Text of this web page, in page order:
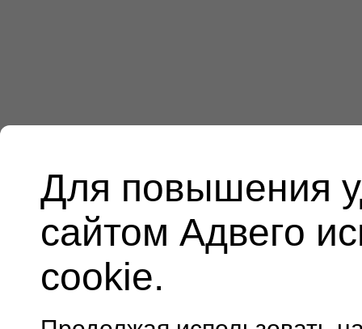
Для повышения
сайтом Адвего
cookie.